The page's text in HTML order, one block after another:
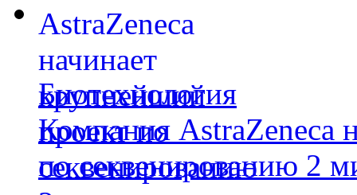
Биотехнология
Компания AstraZeneca
по секвенированию 2